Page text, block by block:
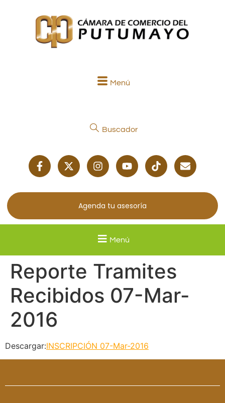
Menú
Buscador
Agenda tu asesoría
Menú
Reporte Tramites
Recibidos 07-Mar-
2016
Descargar:INSCRIPCIÓN 07-Mar-2016